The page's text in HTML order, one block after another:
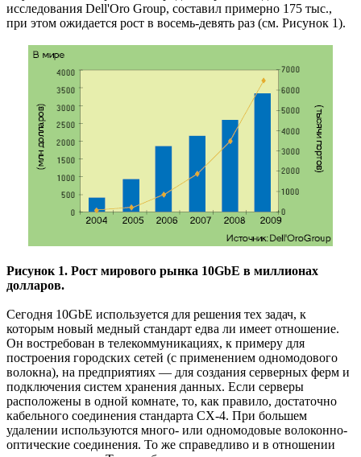
исследования Dell'Oro Group, составил примерно 175 тыс.,
при этом ожидается рост в восемь-девять раз (см. Рисунок 1).
Рисунок 1. Рост мирового рынка 10GbE в миллионах
долларов.
Сегодня 10GbE используется для решения тех задач, к
которым новый медный стандарт едва ли имеет отношение.
Он востребован в телекоммуникациях, к примеру для
построения городских сетей (с применением одномодового
волокна), на предприятиях — для создания серверных ферм и
подключения систем хранения данных. Если серверы
расположены в одной комнате, то, как правило, достаточно
кабельного соединения стандарта СХ-4. При большем
удалении используются много- или одномодовые волоконно-
оптические соединения. То же справедливо и в отношении